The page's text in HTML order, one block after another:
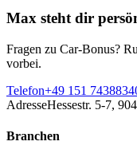
Max steht dir
Fragen zu Car-Bonus?
vorbei.
Telefon+49 151
AdresseHessestr. 5-7,
Branchen